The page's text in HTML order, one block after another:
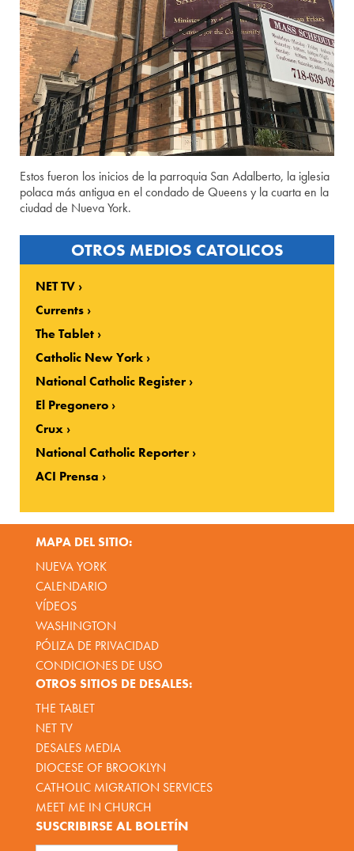
Estos fueron los inicios de la parroquia San Adalberto, la iglesia
polaca más antigua en el condado de Queens y la cuarta en la
ciudad de Nueva York.
OTROS MEDIOS CATOLICOS
NET TV
Currents
The Tablet
Catholic New York
National Catholic Register
El Pregonero
Crux
National Catholic Reporter
ACI Prensa
MAPA DEL SITIO:
NUEVA YORK
CALENDARIO
VÍDEOS
WASHINGTON
PÓLIZA DE PRIVACIDAD
CONDICIONES DE USO
OTROS SITIOS DE DESALES:
THE TABLET
NET TV
DESALES MEDIA
DIOCESE OF BROOKLYN
CATHOLIC MIGRATION SERVICES
MEET ME IN CHURCH
SUSCRIBIRSE AL BOLETÍN